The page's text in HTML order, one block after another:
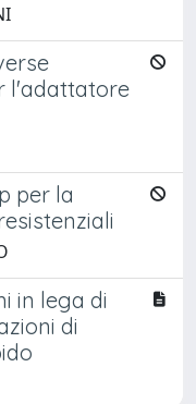
l'adattatore
per la
in lega di
di